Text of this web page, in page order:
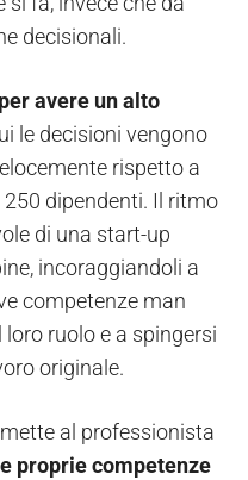
decisionali.
avere un alto
le decisioni vengono
rispetto a
250 dipendenti. Il ritmo
di una start-up
incoraggiandoli a
competenze man
ruolo e a spingersi
originale.
al professionista
proprie competenze